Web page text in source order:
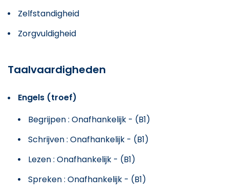
Zelfstandigheid
Zorgvuldigheid
Taalvaardigheden
Engels (troef)
Begrijpen : Onafhankelijk - (B1)
Schrijven : Onafhankelijk - (B1)
Lezen : Onafhankelijk - (B1)
Spreken : Onafhankelijk - (B1)